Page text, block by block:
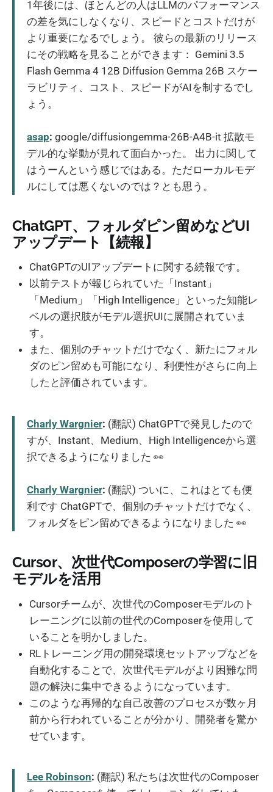
1年後には、ほとんどの人はLLMのパフォーマンス
の差を気にしなくなり、スピードとコストだけが
より重要になるでしょう。 彼らの最新のリリース
にその戦略を見ることができます： Gemini 3.5
Flash Gemma 4 12B Diffusion Gemma 26B スケー
ラビリティ、コスト、スピードがAIを制するでし
ょう。
asap: google/diffusiongemma-26B-A4B-it 拡散モ
デル的な挙動が見れて面白かった。 出力に関して
はうーんという感じではある。ただローカルモデ
ルにしては悪くないのでは？とも思う。
ChatGPT、フォルダピン留めなどUI
アップデート【続報】
ChatGPTのUIアップデートに関する続報です。
以前テストが報じられていた「Instant」
「Medium」「High Intelligence」といった知能レ
ベルの選択肢がモデル選択UIに展開されていま
す。
また、個別のチャットだけでなく、新たにフォル
ダのピン留めも可能になり、利便性がさらに向上
したと評価されています。
Charly Wargnier: (翻訳) ChatGPTで発見したので
すが、Instant、Medium、High Intelligenceから選
択できるようになりました 👀
Charly Wargnier: (翻訳) ついに、これはとても便
利です ChatGPTで、個別のチャットだけでなく、
フォルダをピン留めできるようになりました 👀
Cursor、次世代Composerの学習に旧
モデルを活用
Cursorチームが、次世代のComposerモデルのト
レーニングに以前の世代のComposerを使用して
いることを明かしました。
RLトレーニング用の開発環境セットアップなどを
自動化することで、次世代モデルがより困難な問
題の解決に集中できるようになっています。
このような再帰的な自己改善のプロセスが数ヶ月
前から行われていることが分かり、開発者を驚か
せています。
Lee Robinson: (翻訳) 私たちは次世代のComposer